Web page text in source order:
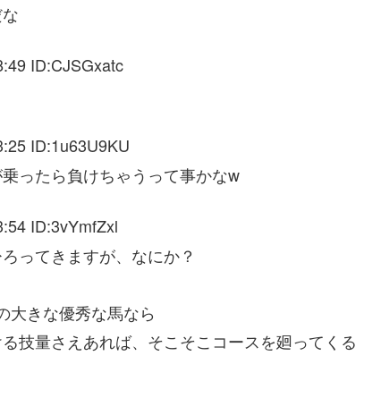
ID:CJSGxatc
ID:1u63U9KU
ったら負けちゃうって事かなw
ID:3vYmfZxl
ってきますが、なにか？
大きな優秀な馬なら
技量さえあれば、そこそこコースを廻ってくる